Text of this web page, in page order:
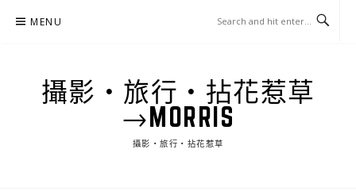
MENU
攝影‧旅行‧拈花惹草
→MORRIS
攝影‧旅行‧拈花惹草